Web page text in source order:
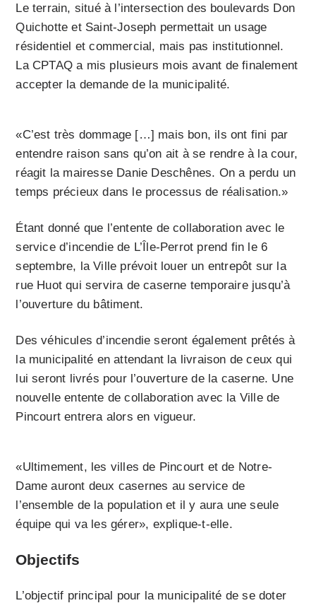
Le terrain, situé à l’intersection des boulevards Don
Quichotte et Saint-Joseph permettait un usage
résidentiel et commercial, mais pas institutionnel.
La CPTAQ a mis plusieurs mois avant de finalement
accepter la demande de la municipalité.
«C’est très dommage […] mais bon, ils ont fini par
entendre raison sans qu’on ait à se rendre à la cour,
réagit la mairesse Danie Deschênes. On a perdu un
temps précieux dans le processus de réalisation.»
Étant donné que l’entente de collaboration avec le
service d’incendie de L’Île-Perrot prend fin le 6
septembre, la Ville prévoit louer un entrepôt sur la
rue Huot qui servira de caserne temporaire jusqu’à
l’ouverture du bâtiment.
Des véhicules d’incendie seront également prêtés à
la municipalité en attendant la livraison de ceux qui
lui seront livrés pour l’ouverture de la caserne. Une
nouvelle entente de collaboration avec la Ville de
Pincourt entrera alors en vigueur.
«Ultimement, les villes de Pincourt et de Notre-
Dame auront deux casernes au service de
l’ensemble de la population et il y aura une seule
équipe qui va les gérer», explique-t-elle.
Objectifs
L’objectif principal pour la municipalité de se doter